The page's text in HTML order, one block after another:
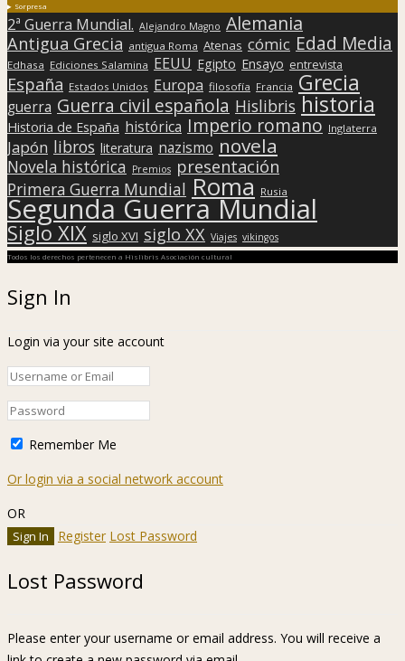
Sorpresa
2ª Guerra Mundial. Alejandro Magno Alemania
Antigua Grecia antigua Roma Atenas cómic Edad Media
Edhasa Ediciones Salamina EEUU Egipto Ensayo entrevista
España Estados Unidos Europa filosofía Francia Grecia
guerra Guerra civil española Hislibris historia
Historia de España histórica Imperio romano Inglaterra
Japón libros literatura nazismo novela
Novela histórica Premios presentación
Primera Guerra Mundial Roma Rusia
Segunda Guerra Mundial
Siglo XIX siglo XVI siglo XX Viajes vikingos
Todos los derechos pertenecen a Hislibris Asociación cultural
Sign In
Login via your site account
Remember Me
Or login via a social network account
OR
Register Lost Password
Lost Password
Please enter your username or email address. You will receive a